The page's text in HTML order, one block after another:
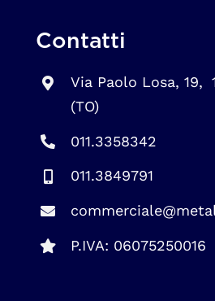
Contatti
Via Paolo Losa, 19,
(TO)
011.3358342
011.3849791
P.IVA: 06075250016